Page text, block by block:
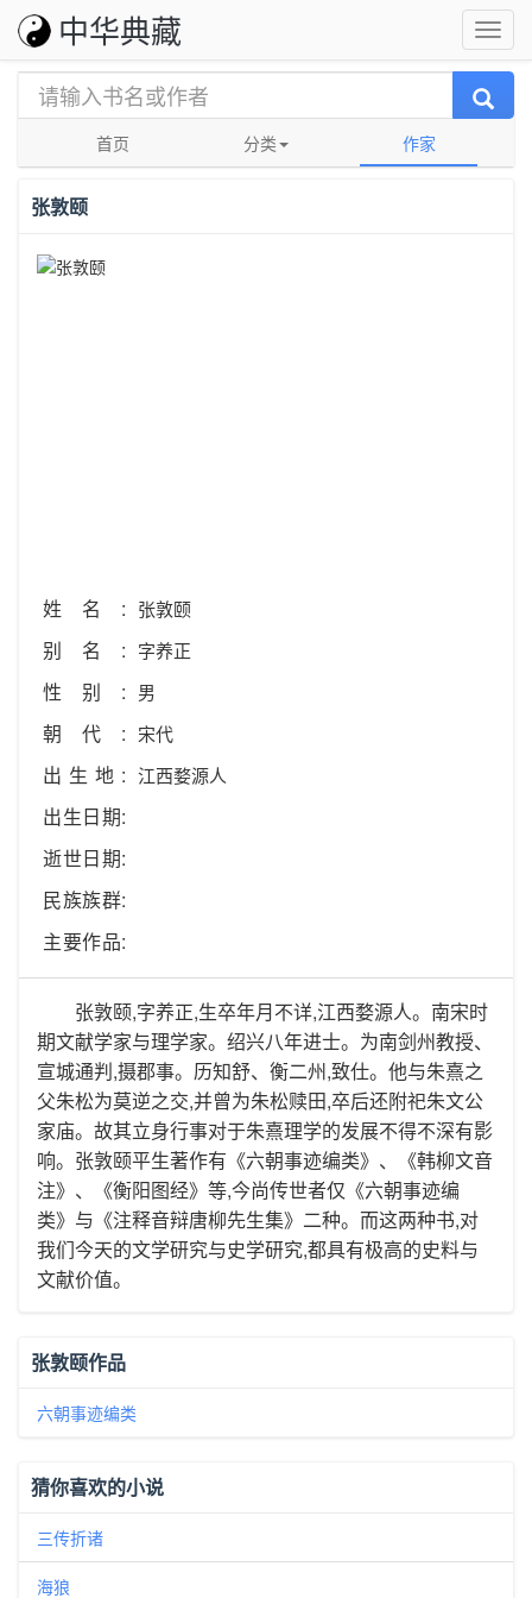
中华典藏
首页 分类 作家
张敦颐
姓名: 张敦颐
别名: 字养正
性别: 男
朝代: 宋代
出生地: 江西婺源人
出生日期:
逝世日期:
民族族群:
主要作品:
张敦颐,字养正,生卒年月不详,江西婺源人。南宋时
期文献学家与理学家。绍兴八年进士。为南剑州教授、
宣城通判,摄郡事。历知舒、衡二州,致仕。他与朱熹之
父朱松为莫逆之交,并曾为朱松赎田,卒后还附祀朱文公
家庙。故其立身行事对于朱熹理学的发展不得不深有影
响。张敦颐平生著作有《六朝事迹编类》、《韩柳文音
注》、《衡阳图经》等,今尚传世者仅《六朝事迹编
类》与《注释音辩唐柳先生集》二种。而这两种书,对
我们今天的文学研究与史学研究,都具有极高的史料与
文献价值。
张敦颐作品
六朝事迹编类
猜你喜欢的小说
三传折诸
海狼